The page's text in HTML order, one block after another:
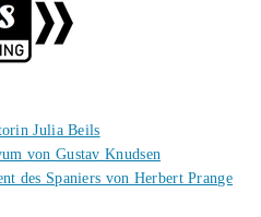
Julia Beils
von Gustav Knudsen
des Spaniers von Herbert Prange